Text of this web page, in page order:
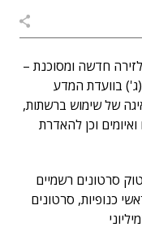
חדשה ומסוכנת –
בוועדת המדע
של שימוש ברשתות,
וכן להאדרת
סרטונים רשמיים
כנופיות, סרטונים
במיליוני